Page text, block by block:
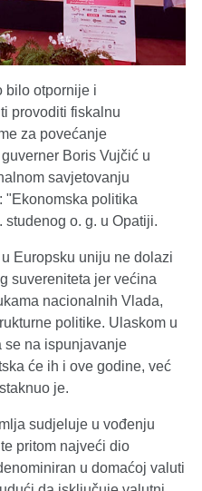
bilo otpornije i
provoditi fiskalnu
za povećanje
Boris Vujčić u
savjetovanju
"Ekonomska politika
studenog o. g. u Opatiji.
Europsku uniju ne dolazi
suvereniteta jer većina
nacionalnih Vlada,
politike. Ulaskom u
se na ispunjavanje
će ih i ove godine, već
je.
sudjeluje u vođenju
pritom najveći dio
u domaćoj valuti